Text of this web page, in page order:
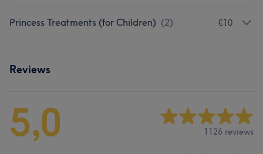
Princess Treatments (for Children) (2) €10
Reviews
5,0 1126 reviews